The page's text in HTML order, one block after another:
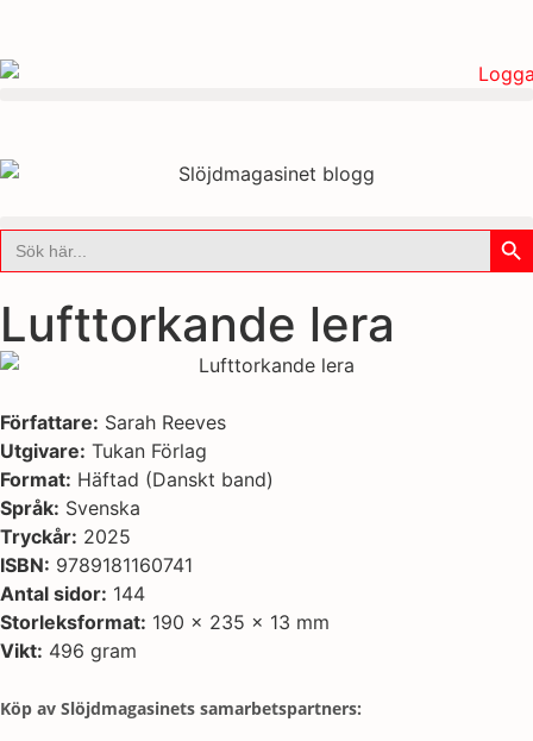
Sök
efter:
Lufttorkande lera
Författare: Sarah Reeves
Utgivare: Tukan Förlag
Format: Häftad (Danskt band)
Språk: Svenska
Tryckår: 2025
ISBN: 9789181160741
Antal sidor: 144
Storleksformat: 190 x 235 x 13 mm
Vikt: 496 gram
Köp av Slöjdmagasinets samarbetspartners: